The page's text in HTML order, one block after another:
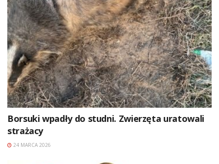
Borsuki wpadły do studni. Zwierzęta uratowali
strażacy
24 MARCA 2026